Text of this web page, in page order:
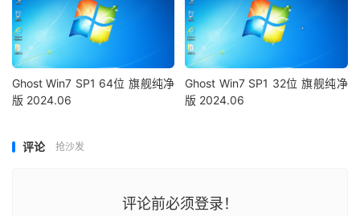
Ghost Win7 SP1 64位 旗舰纯净
版 2024.06
Ghost Win7 SP1 32位 旗舰纯净
版 2024.06
评论 抢沙发
评论前必须登录！